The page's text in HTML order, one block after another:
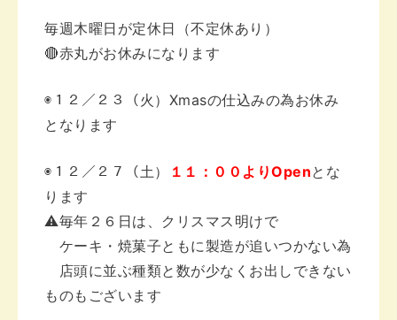
毎週木曜日が定休日（不定休あり）
🔴赤丸がお休みになります
◉１２／２３（火） Xmasの仕込みの為お休み
となります
◉１２／２７（土） １１：００よりOpenとな
ります
⚠️毎年２６日は、クリスマス明けで
ケーキ・焼菓子ともに製造が追いつかない為
店頭に並ぶ種類と数が少なく お出しできない
ものもございます